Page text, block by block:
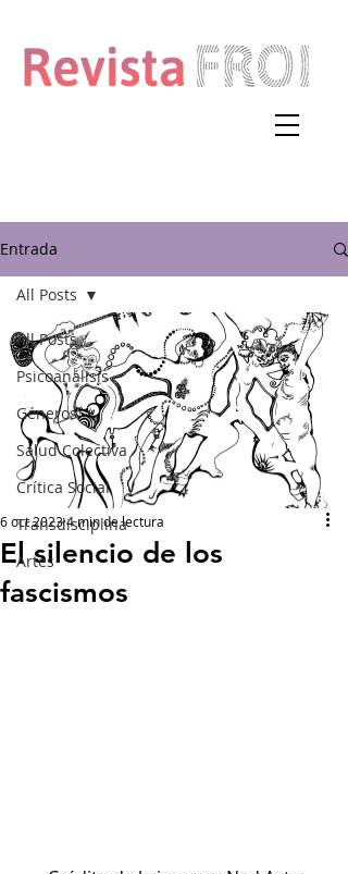
Entrada
All Posts
Psicoanálisis
Géneros
Salud Colectiva
Crítica Social
Transdisciplina
Artes
All Posts
El silencio de los
fascismos
6 oct 20234 min de lectura